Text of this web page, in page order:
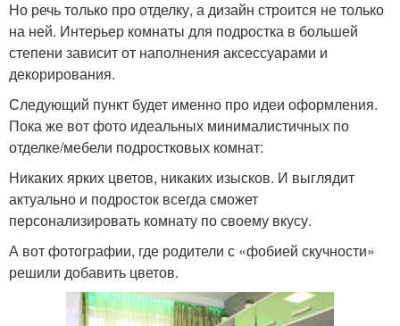
Но речь только про отделку, а дизайн строится не только
на ней. Интерьер комнаты для подростка в большей
степени зависит от наполнения аксессуарами и
декорирования.
Следующий пункт будет именно про идеи оформления.
Пока же вот фото идеальных минималистичных по
отделке/мебели подростковых комнат:
Никаких ярких цветов, никаких изысков. И выглядит
актуально и подросток всегда сможет
персонализировать комнату по своему вкусу.
А вот фотографии, где родители с «фобией скучности»
решили добавить цветов.